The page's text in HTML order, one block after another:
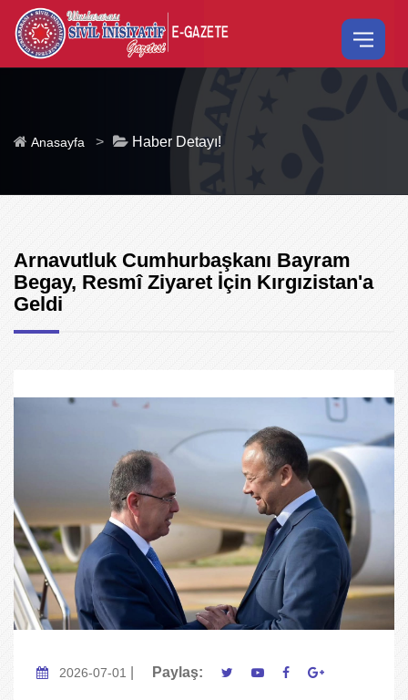
Anasayfa > Haber Detayı!
Arnavutluk Cumhurbaşkanı Bayram
Begay, Resmî Ziyaret İçin Kırgızistan'a
Geldi
2026-07-01 Paylaş: